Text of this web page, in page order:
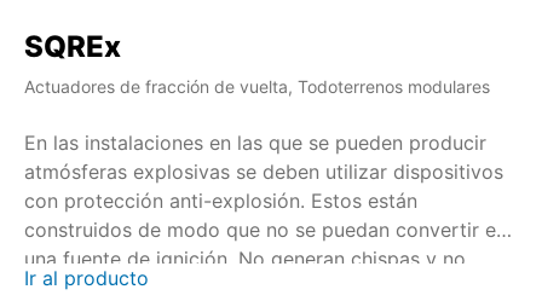
SQREx
Actuadores de fracción de vuelta, Todoterrenos modulares
En las instalaciones en las que se pueden producir
atmósferas explosivas se deben utilizar dispositivos
con protección anti-explosión. Estos están
construidos de modo que no se puedan convertir en
una fuente de ignición. No generan chispas y no
presentan temperaturas elevadas en las superficies.
Ir al producto